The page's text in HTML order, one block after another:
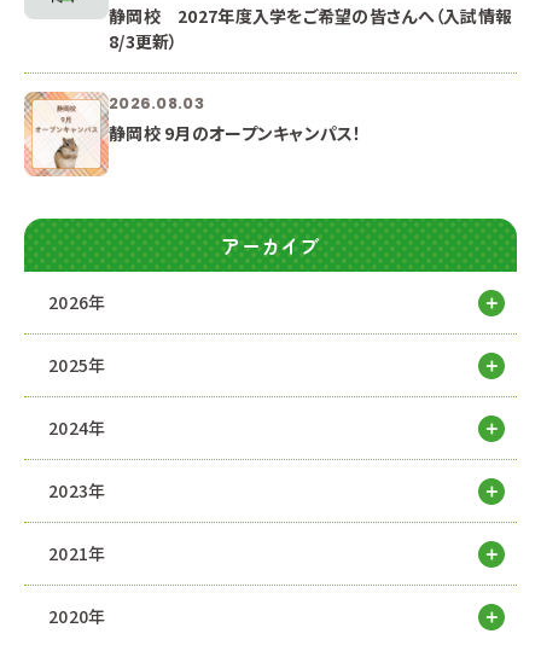
静岡校 2027年度入学をご希望の皆さんへ（入試情報
8/3更新）
2026.08.03
静岡校 9月のオープンキャンパス！
アーカイブ
2026年
2025年
2024年
2023年
2021年
2020年